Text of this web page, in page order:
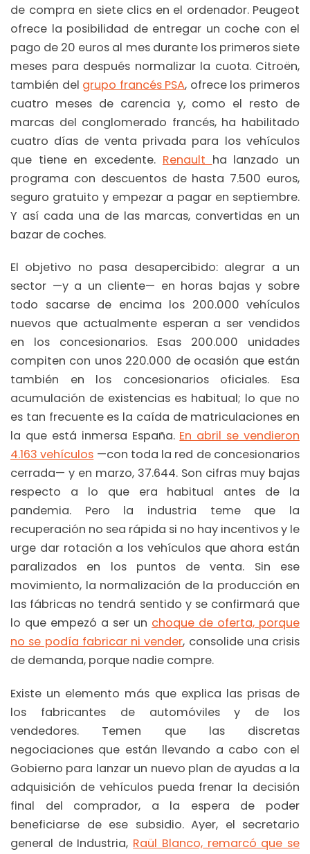
de compra en siete clics en el ordenador. Peugeot
ofrece la posibilidad de entregar un coche con el
pago de 20 euros al mes durante los primeros siete
meses para después normalizar la cuota. Citroën,
también del grupo francés PSA, ofrece los primeros
cuatro meses de carencia y, como el resto de
marcas del conglomerado francés, ha habilitado
cuatro días de venta privada para los vehículos
que tiene en excedente. Renault ha lanzado un
programa con descuentos de hasta 7.500 euros,
seguro gratuito y empezar a pagar en septiembre.
Y así cada una de las marcas, convertidas en un
bazar de coches.
El objetivo no pasa desapercibido: alegrar a un
sector —y a un cliente— en horas bajas y sobre
todo sacarse de encima los 200.000 vehículos
nuevos que actualmente esperan a ser vendidos
en los concesionarios. Esas 200.000 unidades
compiten con unos 220.000 de ocasión que están
también en los concesionarios oficiales. Esa
acumulación de existencias es habitual; lo que no
es tan frecuente es la caída de matriculaciones en
la que está inmersa España. En abril se vendieron
4.163 vehículos —con toda la red de concesionarios
cerrada— y en marzo, 37.644. Son cifras muy bajas
respecto a lo que era habitual antes de la
pandemia. Pero la industria teme que la
recuperación no sea rápida si no hay incentivos y le
urge dar rotación a los vehículos que ahora están
paralizados en los puntos de venta. Sin ese
movimiento, la normalización de la producción en
las fábricas no tendrá sentido y se confirmará que
lo que empezó a ser un choque de oferta, porque
no se podía fabricar ni vender, consolide una crisis
de demanda, porque nadie compre.
Existe un elemento más que explica las prisas de
los fabricantes de automóviles y de los
vendedores. Temen que las discretas
negociaciones que están llevando a cabo con el
Gobierno para lanzar un nuevo plan de ayudas a la
adquisición de vehículos pueda frenar la decisión
final del comprador, a la espera de poder
beneficiarse de ese subsidio. Ayer, el secretario
general de Industria, Raül Blanco, remarcó que se